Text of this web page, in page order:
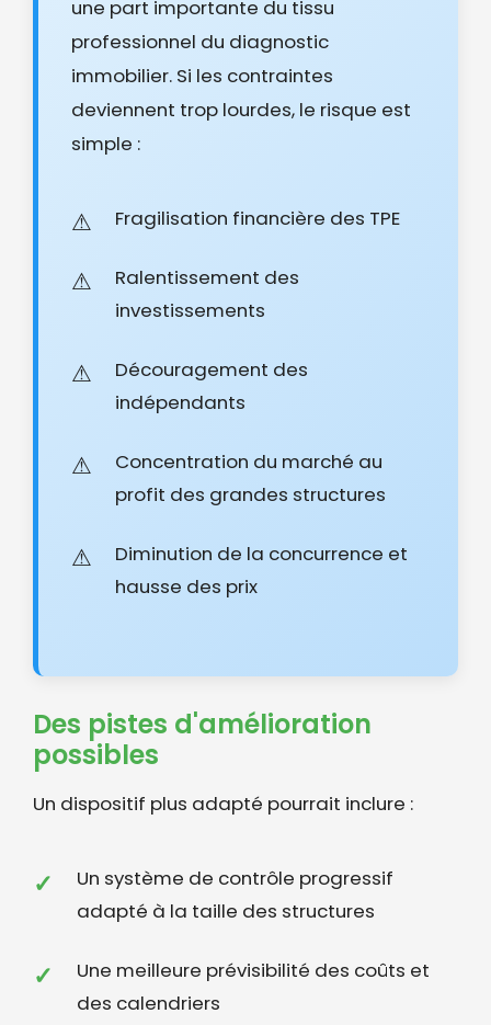
une part importante du tissu
professionnel du diagnostic
immobilier. Si les contraintes
deviennent trop lourdes, le risque est
simple :
Fragilisation financière des TPE
Ralentissement des
investissements
Découragement des
indépendants
Concentration du marché au
profit des grandes structures
Diminution de la concurrence et
hausse des prix
Des pistes d'amélioration
possibles
Un dispositif plus adapté pourrait inclure :
Un système de contrôle progressif
adapté à la taille des structures
Une meilleure prévisibilité des coûts et
des calendriers